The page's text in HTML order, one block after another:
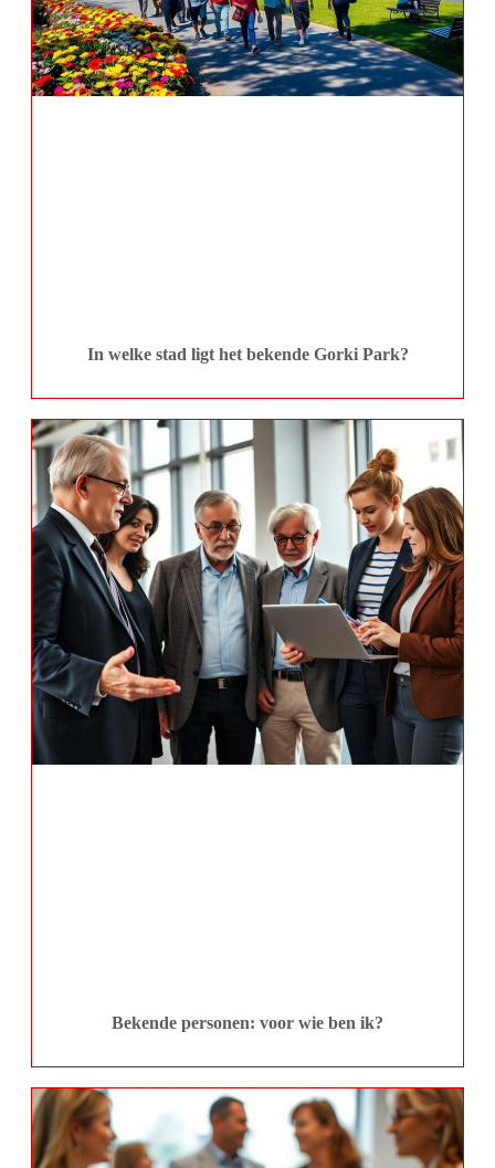
In welke stad ligt het bekende Gorki Park?
Bekende personen: voor wie ben ik?